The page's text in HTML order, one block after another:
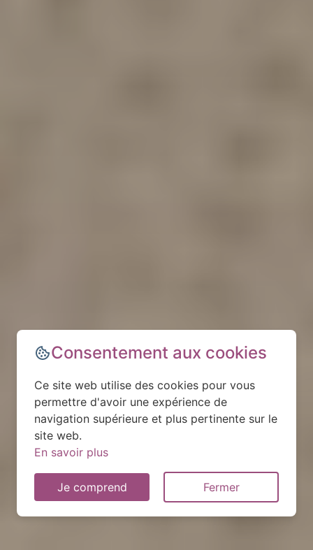
Consentement aux cookies
Ce site web utilise des cookies pour vous
permettre d'avoir une expérience de
navigation supérieure et plus pertinente sur le
site web.
En savoir plus
Je comprend Fermer